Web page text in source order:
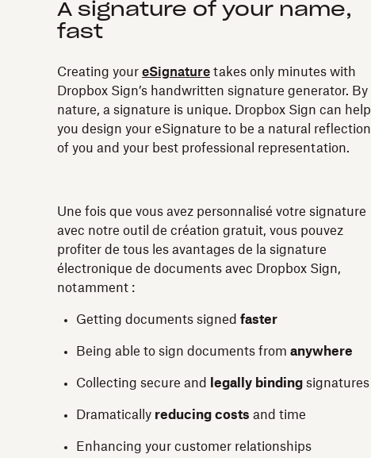
A signature of your name,
fast
Creating your eSignature takes only minutes with
Dropbox Sign’s handwritten signature generator. By
nature, a signature is unique. Dropbox Sign can help
you design your eSignature to be a natural reflection
of you and your best professional representation.
Une fois que vous avez personnalisé votre signature
avec notre outil de création gratuit, vous pouvez
profiter de tous les avantages de la signature
électronique de documents avec Dropbox Sign,
notamment :
Getting documents signed faster
Being able to sign documents from anywhere
Collecting secure and legally binding signatures
Dramatically reducing costs and time
Enhancing your customer relationships